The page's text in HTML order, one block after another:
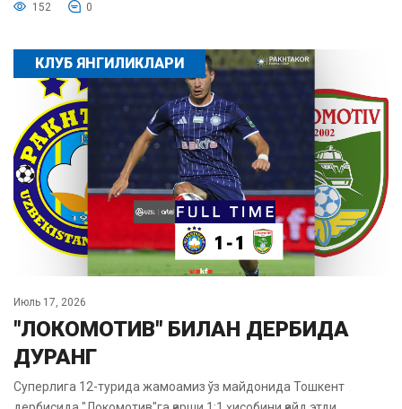
152 0
КЛУБ ЯНГИЛИКЛАРИ
Июль 17, 2026
"ЛОКОМОТИВ" БИЛАН ДЕРБИДА
ДУРАНГ
Суперлига 12-турида жамоамиз ўз майдонида Тошкент